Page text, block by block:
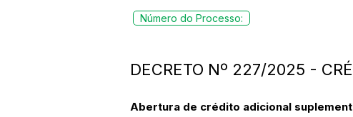
Número do Processo:
DECRETO Nº 227/2025 -
Abertura de crédito adicional